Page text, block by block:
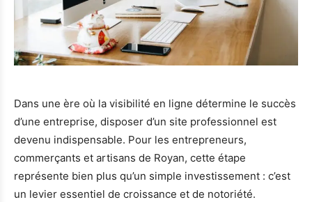
Dans une ère où la visibilité en ligne détermine le succès
d’une entreprise, disposer d’un site professionnel est
devenu indispensable. Pour les entrepreneurs,
commerçants et artisans de Royan, cette étape
représente bien plus qu’un simple investissement : c’est
un levier essentiel de croissance et de notoriété.